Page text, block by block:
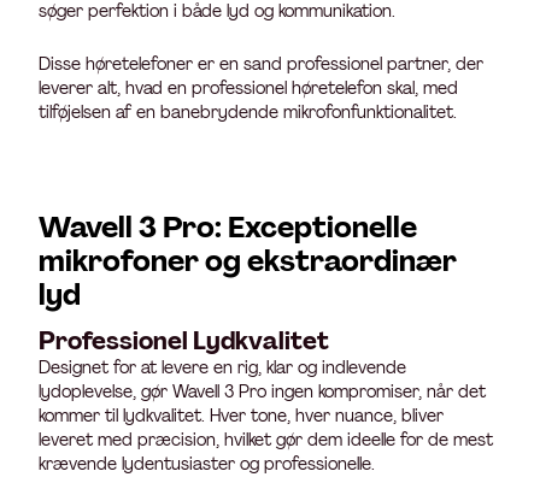
søger perfektion i både lyd og kommunikation.
Disse høretelefoner er en sand professionel partner, der
leverer alt, hvad en professionel høretelefon skal, med
tilføjelsen af en banebrydende mikrofonfunktionalitet.
Wavell 3 Pro: Exceptionelle
mikrofoner og ekstraordinær
lyd
Professionel Lydkvalitet
Designet for at levere en rig, klar og indlevende
lydoplevelse, gør Wavell 3 Pro ingen kompromiser, når det
kommer til lydkvalitet. Hver tone, hver nuance, bliver
leveret med præcision, hvilket gør dem ideelle for de mest
krævende lydentusiaster og professionelle.